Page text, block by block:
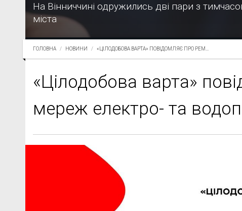
На Вінниччині одружились дві пари з
міста
ГОЛОВНА НОВИНИ «ЦІЛОДОБОВА ВАРТА» ПОВІДОМЛЯЄ ПРО РЕМ...
«Цілодобова варта»
мереж електро- та